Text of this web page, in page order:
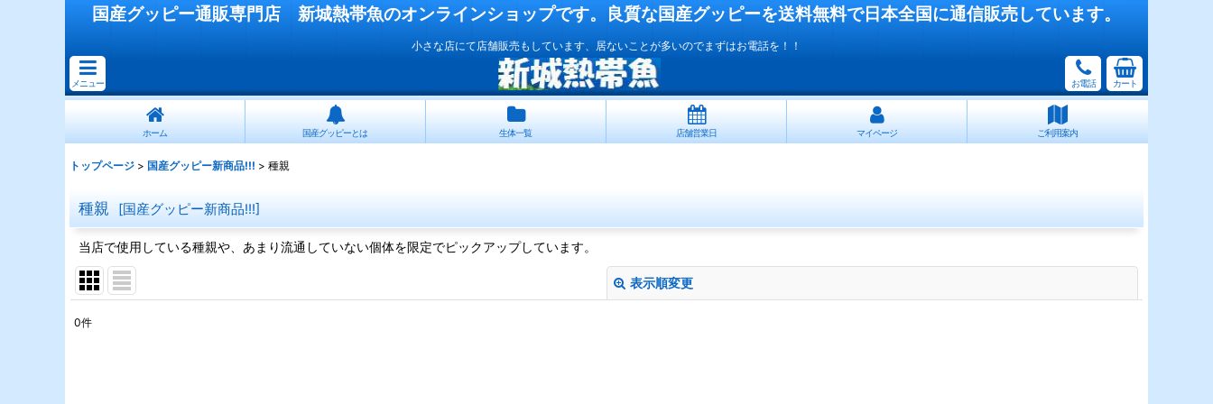
国産グッピー通販専門店 新城熱帯魚のオンラインショップです。良質な国産グッピーを送料無料で日本全国に通信販売しています。
小さな店にて店舗販売もしています、居ないことが多いのでまずはお電話を！！
メニュー お電話 カート
ホーム 国産グッピーとは 生体一覧 店舗営業日 マイページ ご利用案内
トップページ > 国産グッピー新商品!!! > 種親
種親 [国産グッピー新商品!!!]
当店で使用している種親や、あまり流通していない個体を限定でピックアップしています。
表示順変更
0件